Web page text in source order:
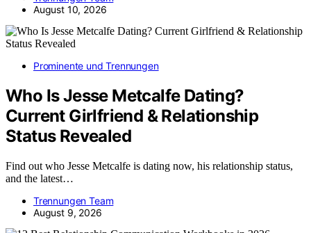
August 10, 2026
Prominente und Trennungen
Who Is Jesse Metcalfe Dating?
Current Girlfriend & Relationship
Status Revealed
Find out who Jesse Metcalfe is dating now, his relationship status,
and the latest…
Trennungen Team
August 9, 2026